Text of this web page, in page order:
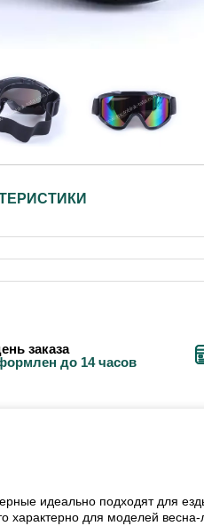
заказа
до 14 часов
идеально подходят для
характерно для моделей весна-